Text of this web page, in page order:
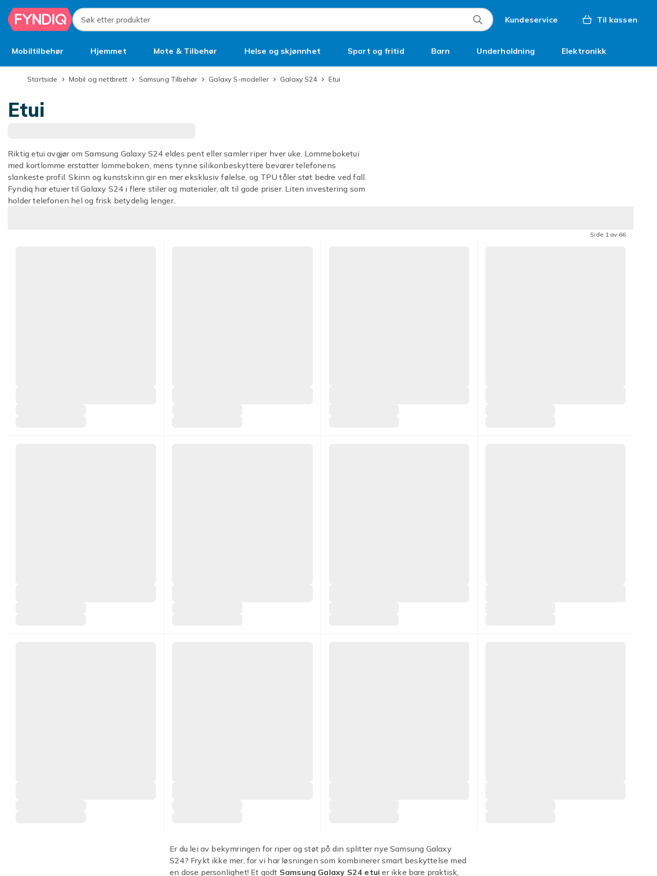
Hopp til hovedinnhold
Søk etter produkter
Kundeservice Til kassen
Mobiltilbehør Hjemmet Mote & Tilbehør Helse og skjønnhet Sport og fritid Barn Underholdning Elektronikk
BruktStartside Mobil og nettbrett Samsung Tilbehør Galaxy S-modeller Galaxy S24 Etui
Etui
Riktig etui avgjør om Samsung Galaxy S24 eldes pent eller samler riper hver uke. Lommeboketui
med kortlomme erstatter lommeboken, mens tynne silikonbeskyttere bevarer telefonens
slankeste profil. Skinn og kunstskinn gir en mer eksklusiv følelse, og TPU tåler støt bedre ved fall.
Fyndiq har etuier til Galaxy S24 i flere stiler og materialer, alt til gode priser. Liten investering som
holder telefonen hel og frisk betydelig lenger.
Side 1 av 66
Er du lei av bekymringen for riper og støt på din splitter nye Samsung Galaxy
S24? Frykt ikke mer, for vi har løsningen som kombinerer smart beskyttelse med
en dose personlighet! Et godt Samsung Galaxy S24 etui er ikke bare praktisk,